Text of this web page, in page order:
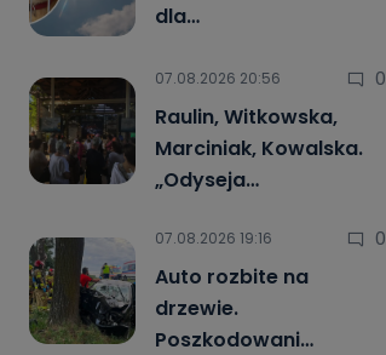
dla…
07.08.2026 20:56 0
Raulin, Witkowska,
Marciniak, Kowalska.
„Odyseja…
07.08.2026 19:16 0
Auto rozbite na
drzewie.
Poszkodowani…